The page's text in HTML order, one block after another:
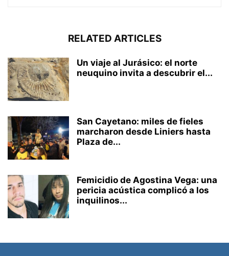
RELATED ARTICLES
Un viaje al Jurásico: el norte
neuquino invita a descubrir el...
San Cayetano: miles de fieles
marcharon desde Liniers hasta
Plaza de...
Femicidio de Agostina Vega: una
pericia acústica complicó a los
inquilinos...